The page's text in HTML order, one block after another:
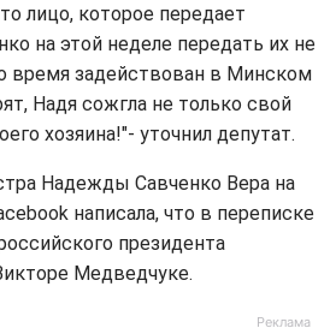
лицо, которое передает
на этой неделе передать их не
время задействован в Минском
Надя сожгла не только свой
хозяина!"- уточнил депутат.
Надежды Савченко Вера на
написала, что в переписке
президента
Медведчуке.